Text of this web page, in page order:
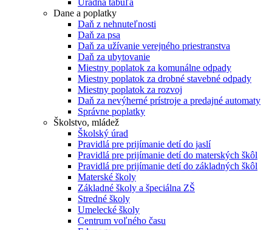
Úradná tabuľa
Dane a poplatky
Daň z nehnuteľnosti
Daň za psa
Daň za užívanie verejného priestranstva
Daň za ubytovanie
Miestny poplatok za komunálne odpady
Miestny poplatok za drobné stavebné odpady
Miestny poplatok za rozvoj
Daň za nevýherné prístroje a predajné automaty
Správne poplatky
Školstvo, mládež
Školský úrad
Pravidlá pre prijímanie detí do jaslí
Pravidlá pre prijímanie detí do materských škôl
Pravidlá pre prijímanie detí do základných škôl
Materské školy
Základné školy a špeciálna ZŠ
Stredné školy
Umelecké školy
Centrum voľného času